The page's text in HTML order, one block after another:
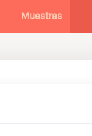
Muestras